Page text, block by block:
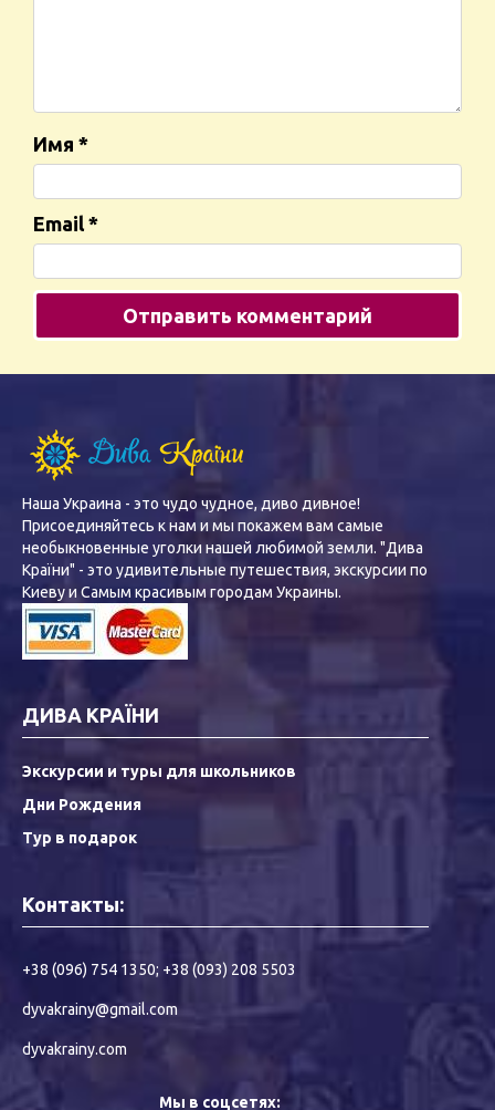
Имя *
Email *
Наша Украина - это чудо чудное, диво дивное!
Присоединяйтесь к нам и мы покажем вам самые
необыкновенные уголки нашей любимой земли. "Дива
Країни" - это удивительные путешествия, экскурсии по
Киеву и Самым красивым городам Украины.
ДИВА КРАЇНИ
Экскурсии и туры для школьников
Дни Рождения
Тур в подарок
Контакты:
+38 (096) 754 1350; +38 (093) 208 5503
dyvakrainy@gmail.com
dyvakrainy.com
Мы в соцсетях: